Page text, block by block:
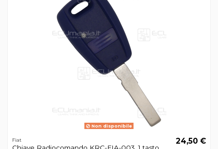
Non disponibile
Fiat 24,50 €